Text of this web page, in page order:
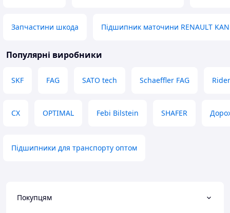
Запчастини шкода Підшипник маточини RENAULT
Популярні виробники
SKF FAG SATO tech Schaeffler FAG Rider
CX OPTIMAL Febi Bilstein SHAFER
Підшипники для транспорту оптом
Покупцям